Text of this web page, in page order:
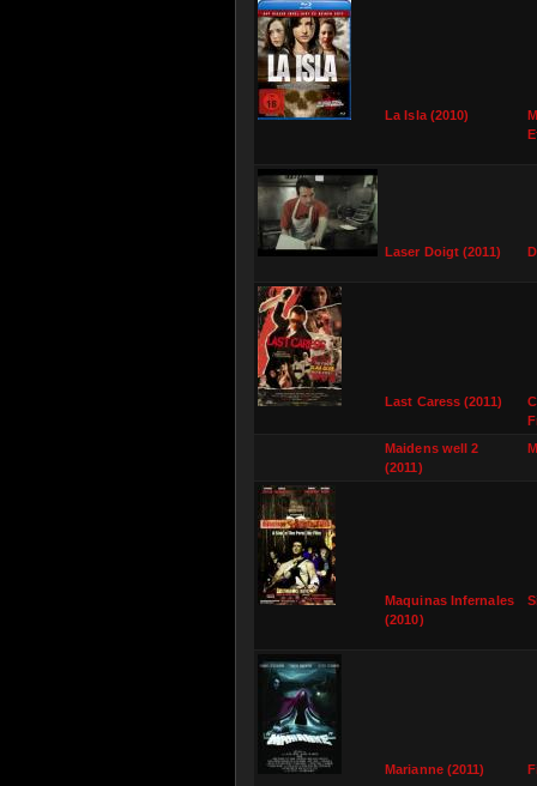
La Isla (2010)
Laser Doigt (2011)
Last Caress (2011)
Maidens well 2
(2011)
Maquinas Infernales
(2010)
Marianne (2011)